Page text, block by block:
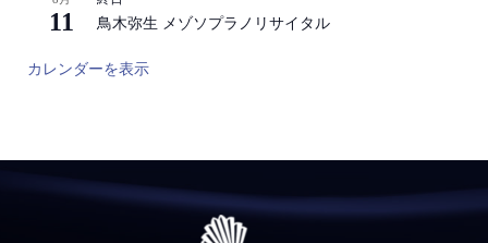
11 鳥木弥生 メゾソプラノリサイタル
カレンダーを表示